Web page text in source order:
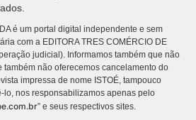
é um portal digital independente e sem
com a EDITORA TRES COMÉRCIO DE
judicial). Informamos também que não
não oferecemos cancelamento do
impressa de nome ISTOÉ, tampouco
lo, nos responsabilizamos apenas pelo
” e seus respectivos sites.